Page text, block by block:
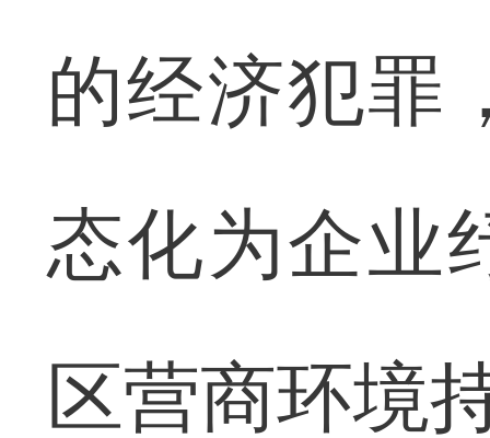
的经济犯罪
态化为企业
区营商环境